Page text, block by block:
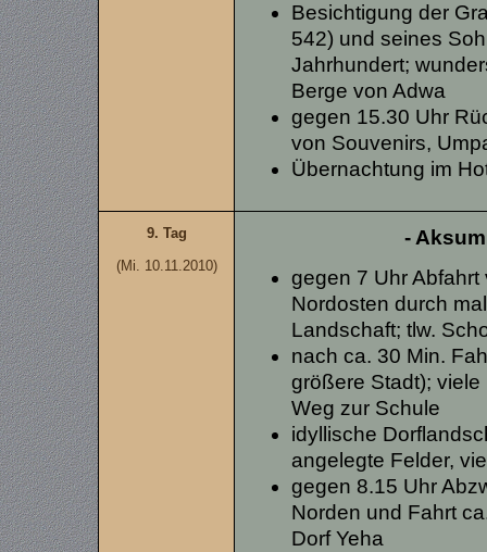
Besichtigung der
542) und seines
Jahrhundert;
Berge von Adwa
gegen 15.30 Uhr
von Souvenirs,
Übernachtung im
9. Tag
(Mi. 10.11.2010)
-
gegen 7 Uhr
Nordosten durch
Landschaft; tlw.
nach ca. 30 Min.
größere Stadt);
Weg zur Schule
idyllische
angelegte Felder,
gegen 8.15 Uhr
Norden und Fahrt
Dorf Yeha